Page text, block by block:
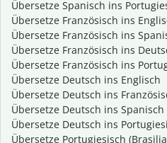
Übersetze Spanisch ins
Übersetze Französisch ins
Übersetze Französisch ins
Übersetze Französisch ins
Übersetze Französisch ins
Übersetze Deutsch ins Englisch
Übersetze Deutsch ins
Übersetze Deutsch ins Spanisch
Übersetze Deutsch ins
Übersetze Portugiesisch